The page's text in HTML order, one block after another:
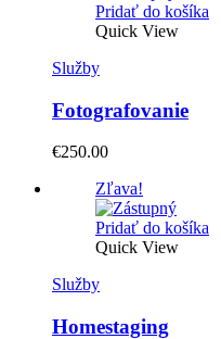
Pridať do košíka
Quick View
Služby
Fotografovanie
€250.00
Zľava!
Pridať do košíka
Quick View
Služby
Homestaging